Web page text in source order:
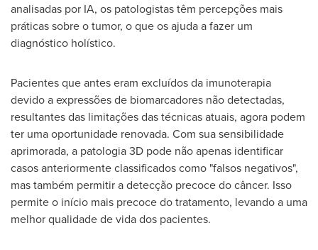
analisadas por IA, os patologistas têm percepções mais
práticas sobre o tumor, o que os ajuda a fazer um
diagnóstico holístico.
Pacientes que antes eram excluídos da imunoterapia
devido a expressões de biomarcadores não detectadas,
resultantes das limitações das técnicas atuais, agora podem
ter uma oportunidade renovada. Com sua sensibilidade
aprimorada, a patologia 3D pode não apenas identificar
casos anteriormente classificados como "falsos negativos",
mas também permitir a detecção precoce do câncer. Isso
permite o início mais precoce do tratamento, levando a uma
melhor qualidade de vida dos pacientes.